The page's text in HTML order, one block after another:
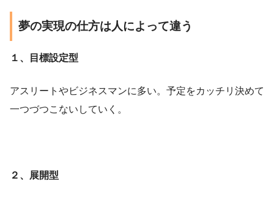
夢の実現の仕方は人によって違う
１、目標設定型
アスリートやビジネスマンに多い。予定をカッチリ決めて
一つづつこないしていく。
２、展開型